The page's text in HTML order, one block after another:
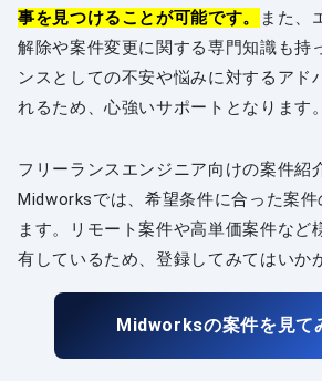
事を見つけることが可能です。
また、
解除や案件変更に関する専門知識も持
ンスとしての不安や悩みに対するアド
れるため、心強いサポートとなります。
フリーランスエンジニア向けの案件紹
Midworksでは、希望条件に合った案件
ます。リモート案件や高単価案件など
有しているため、登録してみてはいか
Midworksの案件を見て